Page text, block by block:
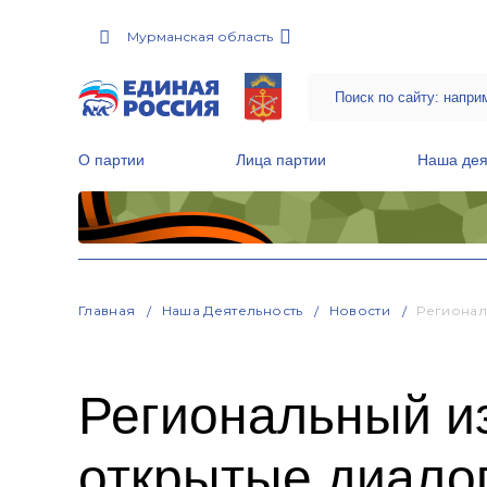
Мурманская область
О партии Лица партии Наша
Главная Наша Деятельность Новости
Региональный